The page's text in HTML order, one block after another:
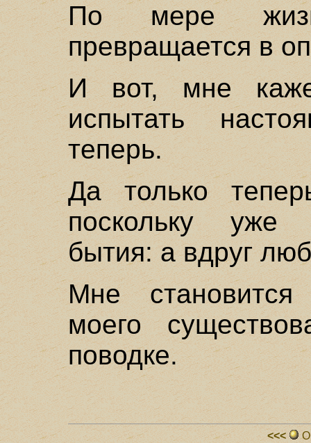
По мере
превращается в
И вот, мне
испытать
теперь.
Да только
поскольку уже
бытия: а вдруг
Мне становится
моего
поводке.
<<<